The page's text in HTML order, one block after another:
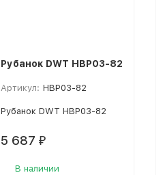
Рубанок DWT HBP03-82
Артикул: HBP03-82
Рубанок DWT HBP03-82
5 687 ₽
В наличии